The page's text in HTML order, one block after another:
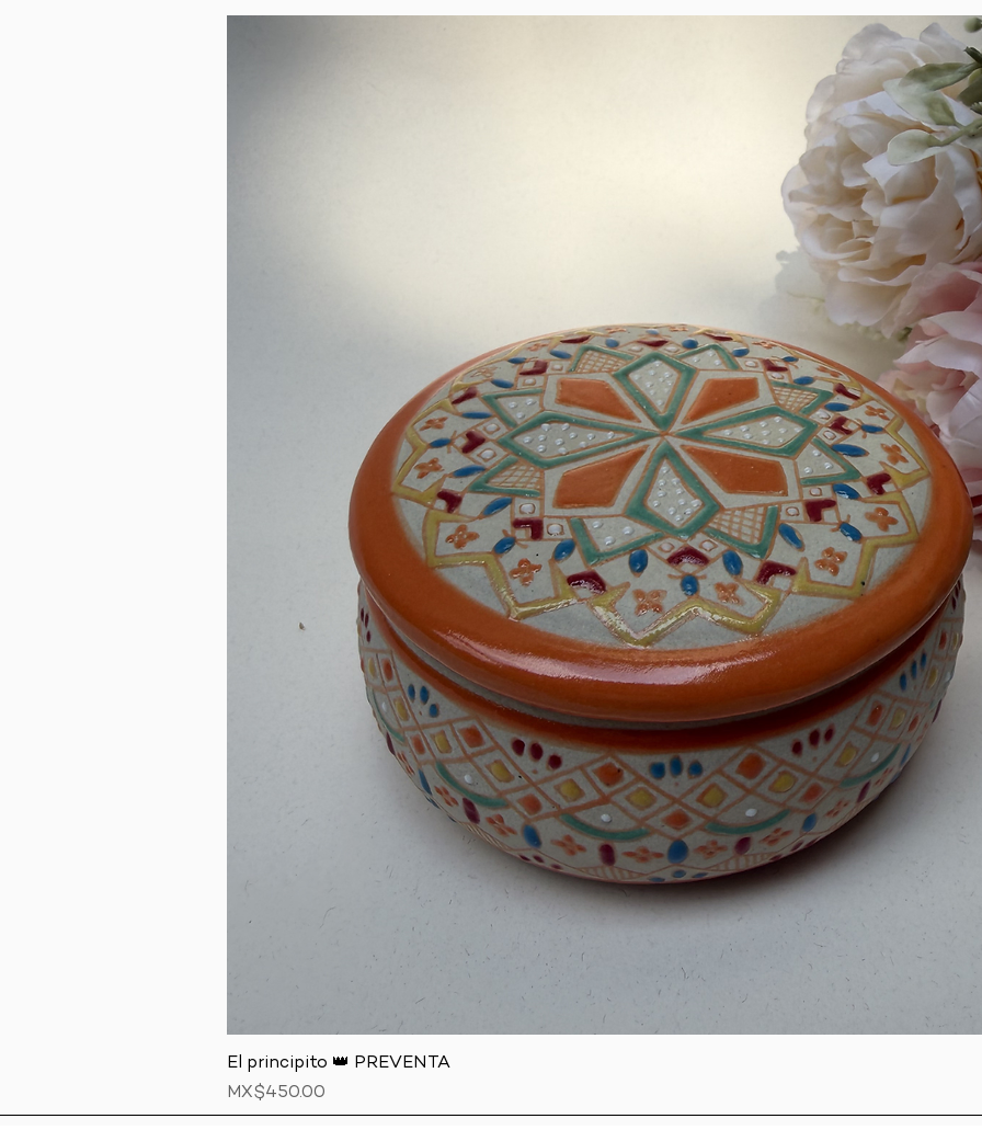
El principito 👑 PREVENTA
Price
MX$450.00